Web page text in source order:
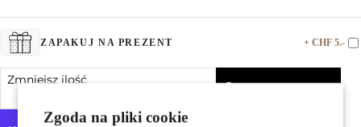
Zgoda na pliki cookie
ZAPAKUJ NA PREZENT + CHF 5.-
Zmniejsz ilość
Dodaj do koszyka